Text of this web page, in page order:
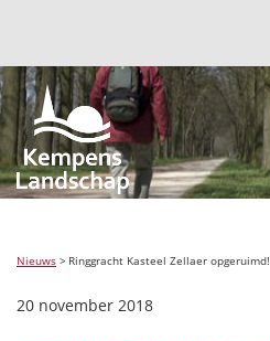
Nieuws > Ringgracht Kasteel Zellaer opgeruimd!
20 november 2018